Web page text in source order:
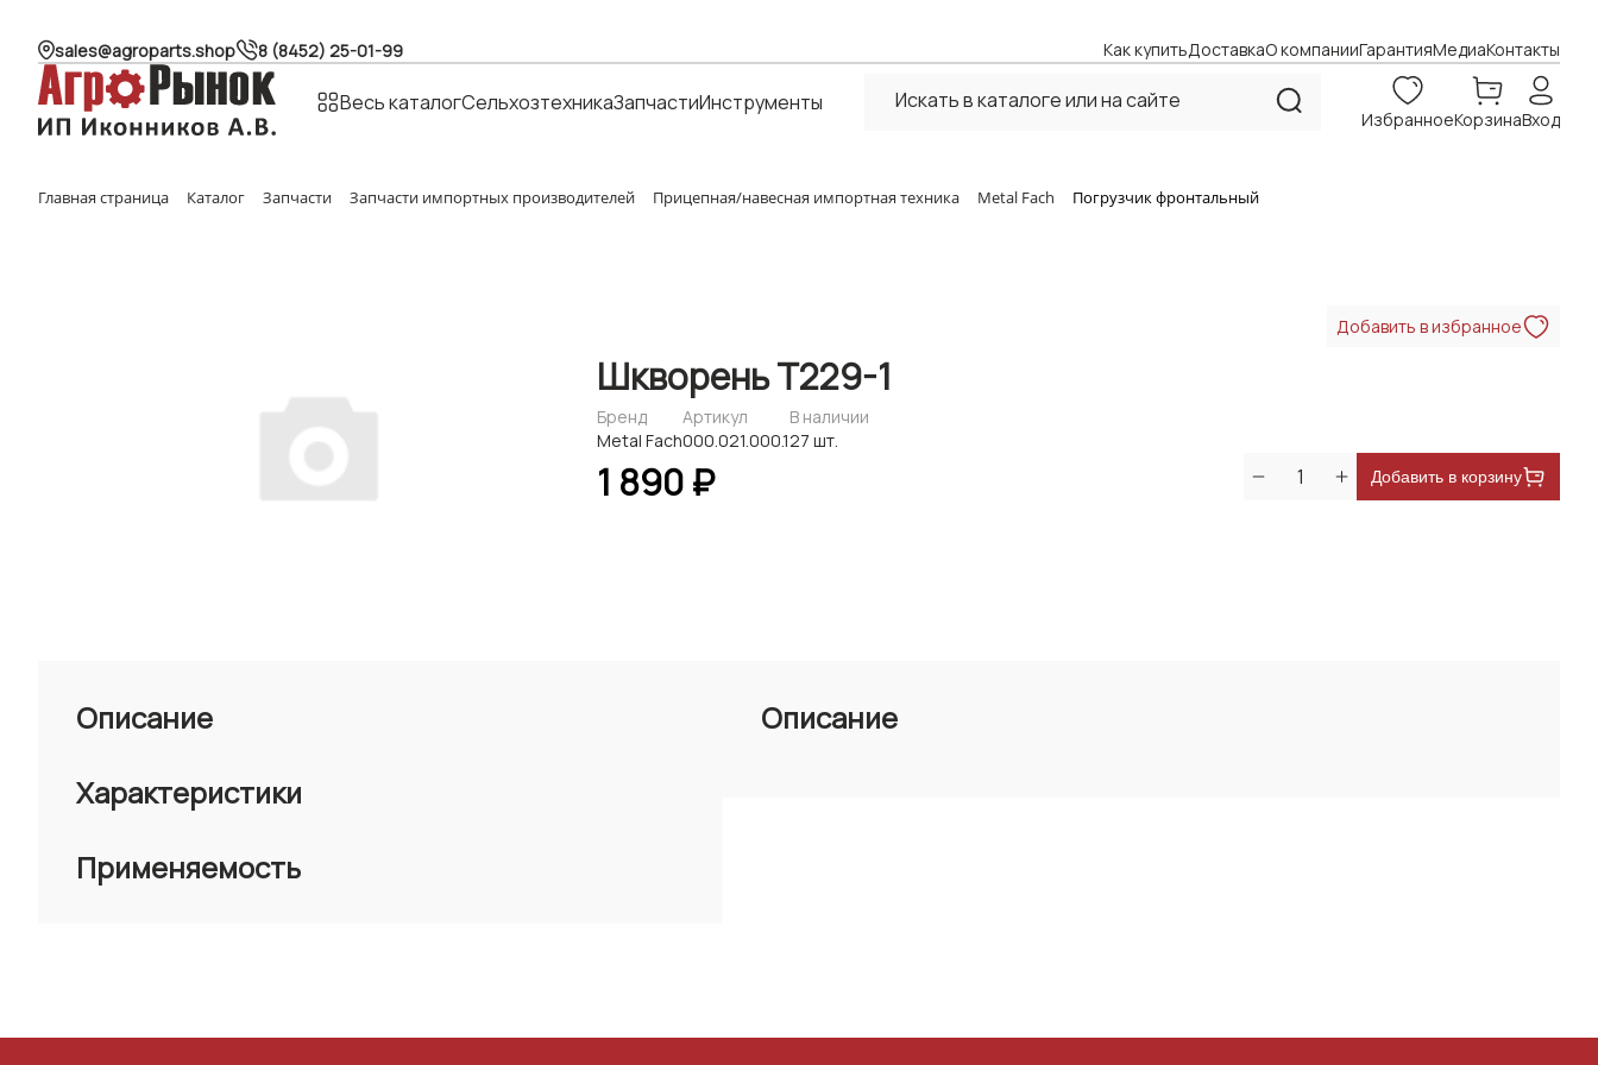
sales@agroparts.shop 8 (8452) 25-01-99 Как купитьДоставкаО компанииГарантияМедиаКонтакты
Весь каталогСельхозтехникаЗапчастиИнструменты
ИзбранноеКорзинаВход
Главная страница Каталог Запчасти Запчасти импортных производителей Прицепная/навесная импортная техника Metal Fach Погрузчик фронтальный
Добавить в избранное
Шкворень Т229-1
Бренд
Metal Fach
Артикул
000.021.000.1
В наличии
27 шт.
1 890 ₽ Добавить в корзину
Описание
Характеристики
Применяемость
Описание